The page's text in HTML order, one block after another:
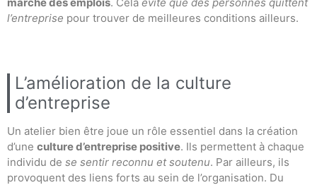
l’entreprise pour trouver de meilleures conditions ailleurs.
L’amélioration de la culture
d’entreprise
Un atelier bien être joue un rôle essentiel dans la création
d’une culture d’entreprise positive. Ils permettent à chaque
individu de se sentir reconnu et soutenu. Par ailleurs, ils
provoquent des liens forts au sein de l’organisation. Du